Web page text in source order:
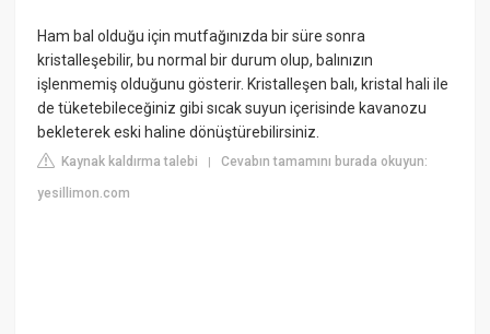
Ham bal olduğu için mutfağınızda bir süre sonra
kristalleşebilir, bu normal bir durum olup, balınızın
işlenmemiş olduğunu gösterir. Kristalleşen balı, kristal hali ile
de tüketebileceğiniz gibi sıcak suyun içerisinde kavanozu
bekleterek eski haline dönüştürebilirsiniz.
Kaynak kaldırma talebi |Cevabın tamamını burada okuyun:
yesillimon.com